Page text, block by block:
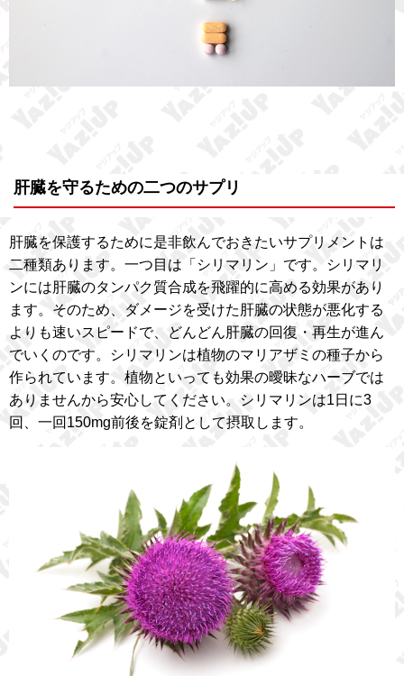
肝臓を守るための二つのサプリ
肝臓を保護するために是非飲んでおきたいサプリメントは
二種類あります。一つ目は「シリマリン」です。シリマリ
ンには肝臓のタンパク質合成を飛躍的に高める効果があり
ます。そのため、ダメージを受けた肝臓の状態が悪化する
よりも速いスピードで、どんどん肝臓の回復・再生が進ん
でいくのです。シリマリンは植物のマリアザミの種子から
作られています。植物といっても効果の曖昧なハーブでは
ありませんから安心してください。シリマリンは1日に3
回、一回150mg前後を錠剤として摂取します。